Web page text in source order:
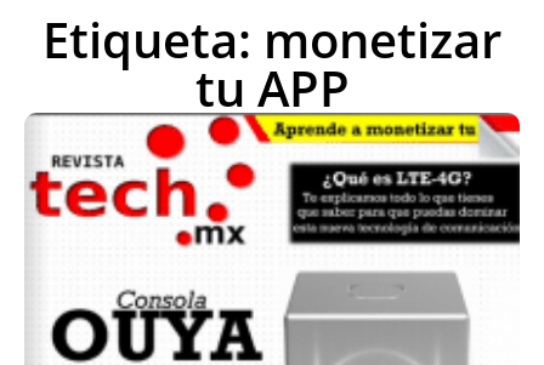
Etiqueta: monetizar
tu APP